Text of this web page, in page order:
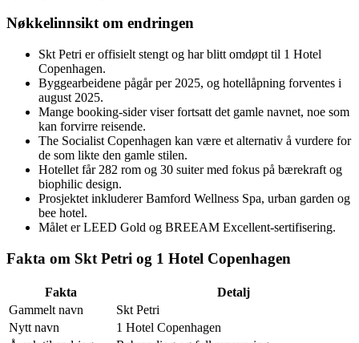
Nøkkelinnsikt om endringen
Skt Petri er offisielt stengt og har blitt omdøpt til 1 Hotel
Copenhagen.
Byggearbeidene pågår per 2025, og hotellåpning forventes i
august 2025.
Mange booking-sider viser fortsatt det gamle navnet, noe som
kan forvirre reisende.
The Socialist Copenhagen kan være et alternativ å vurdere for
de som likte den gamle stilen.
Hotellet får 282 rom og 30 suiter med fokus på bærekraft og
biophilic design.
Prosjektet inkluderer Bamford Wellness Spa, urban garden og
bee hotel.
Målet er LEED Gold og BREEAM Excellent-sertifisering.
Fakta om Skt Petri og 1 Hotel Copenhagen
Fakta
Detalj
Gammelt navn
Skt Petri
Nytt navn
1 Hotel Copenhagen